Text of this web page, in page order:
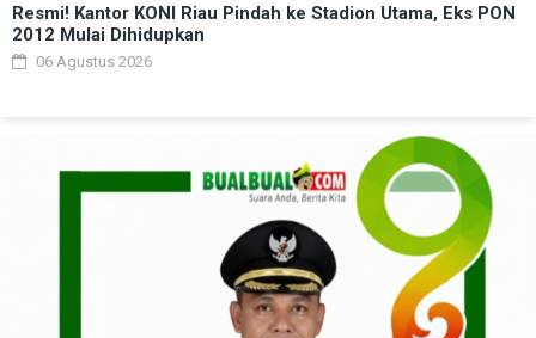
Resmi! Kantor KONI Riau Pindah ke Stadion Utama, Eks PON
2012 Mulai Dihidupkan
06 Agustus 2026